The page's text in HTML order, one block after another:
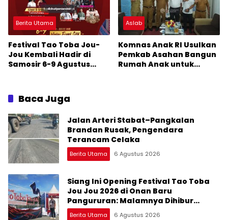
Berita Utama
Festival Tao Toba Jou-
Jou Kembali Hadir di
Samosir 6-9 Agustus
Peluangnya
Aslab
Komnas Anak RI Usulkan
Pemkab Asahan Bangun
Rumah Anak untuk
Baca Juga
Jalan Arteri Stabat–Pangkalan
Brandan Rusak, Pengendara
Terancam Celaka
Berita Utama 6 Agustus 2026
Siang Ini Opening Festival Tao Toba
Jou Jou 2026 di Onan Baru
Pangururan: Malamnya Dihibur
Marsada Band
Berita Utama 6 Agustus 2026